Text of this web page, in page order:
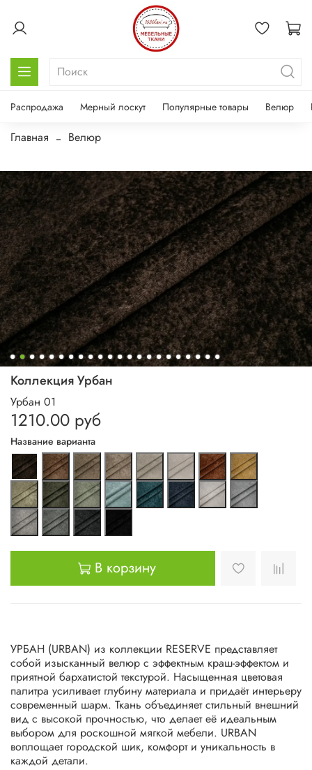
Распродажа Мерный лоскут Популярные товары Велюр
Главная Велюр
Коллекция Урбан
Урбан 01
1210.00 руб
Название варианта
В корзину
УРБАН (URBAN) из коллекции RESERVE представляет
собой изысканный велюр с эффектным краш-эффектом и
приятной бархатистой текстурой. Насыщенная цветовая
палитра усиливает глубину материала и придаёт интерьеру
современный шарм. Ткань объединяет стильный внешний
вид с высокой прочностью, что делает её идеальным
выбором для роскошной мягкой мебели. URBAN
воплощает городской шик, комфорт и уникальность в
каждой детали.